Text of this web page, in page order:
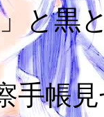
と黒
手帳